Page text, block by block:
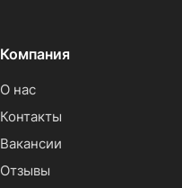
Компания
О нас
Контакты
Вакансии
Отзывы